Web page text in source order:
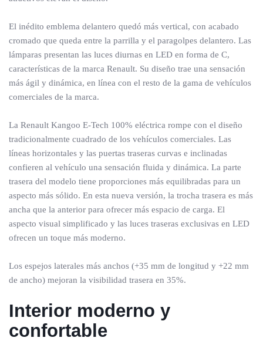
El inédito emblema delantero quedó más vertical, con acabado
cromado que queda entre la parrilla y el paragolpes delantero. Las
lámparas presentan las luces diurnas en LED en forma de C,
características de la marca Renault. Su diseño trae una sensación
más ágil y dinámica, en línea con el resto de la gama de vehículos
comerciales de la marca.
La Renault Kangoo E-Tech 100% eléctrica rompe con el diseño
tradicionalmente cuadrado de los vehículos comerciales. Las
líneas horizontales y las puertas traseras curvas e inclinadas
confieren al vehículo una sensación fluida y dinámica. La parte
trasera del modelo tiene proporciones más equilibradas para un
aspecto más sólido. En esta nueva versión, la trocha trasera es más
ancha que la anterior para ofrecer más espacio de carga. El
aspecto visual simplificado y las luces traseras exclusivas en LED
ofrecen un toque más moderno.
Los espejos laterales más anchos (+35 mm de longitud y +22 mm
de ancho) mejoran la visibilidad trasera en 35%.
Interior moderno y
confortable